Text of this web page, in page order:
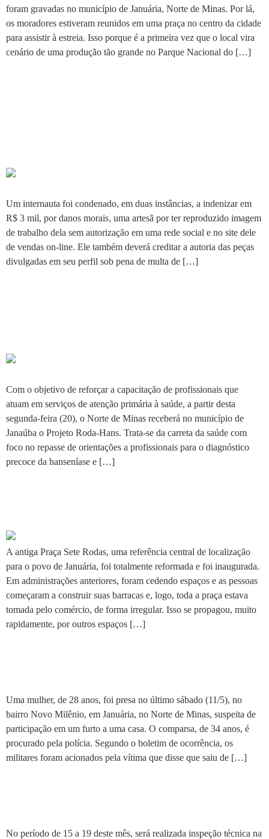
foram gravadas no município de Januária, Norte de Minas. Por lá,
os moradores estiveram reunidos em uma praça no centro da cidade
para assistir à estreia. Isso porque é a primeira vez que o local vira
cenário de uma produção tão grande no Parque Nacional do […]
Um internauta foi condenado, em duas instâncias, a indenizar em
R$ 3 mil, por danos morais, uma artesã por ter reproduzido imagem
de trabalho dela sem autorização em uma rede social e no site dele
de vendas on-line. Ele também deverá creditar a autoria das peças
divulgadas em seu perfil sob pena de multa de […]
Com o objetivo de reforçar a capacitação de profissionais que
atuam em serviços de atenção primária à saúde, a partir desta
segunda-feira (20), o Norte de Minas receberá no município de
Janaúba o Projeto Roda-Hans. Trata-se da carreta da saúde com
foco no repasse de orientações a profissionais para o diagnóstico
precoce da hanseníase e […]
A antiga Praça Sete Rodas, uma referência central de localização
para o povo de Januária, foi totalmente reformada e foi inaugurada.
Em administrações anteriores, foram cedendo espaços e as pessoas
começaram a construir suas barracas e, logo, toda a praça estava
tomada pelo comércio, de forma irregular. Isso se propagou, muito
rapidamente, por outros espaços […]
Uma mulher, de 28 anos, foi presa no último sábado (11/5), no
bairro Novo Milênio, em Januária, no Norte de Minas, suspeita de
participação em um furto a uma casa. O comparsa, de 34 anos, é
procurado pela polícia. Segundo o boletim de ocorrência, os
militares foram acionados pela vítima que disse que saiu de […]
No período de 15 a 19 deste mês, será realizada inspeção técnica na